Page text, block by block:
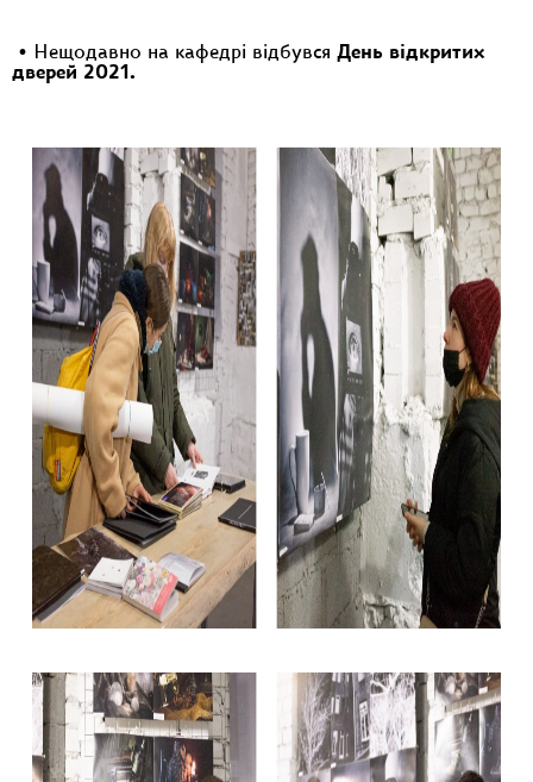
• Нещодавно на кафедрі відбувся День відкритих
дверей 2021.